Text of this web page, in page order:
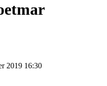
2019 16:30